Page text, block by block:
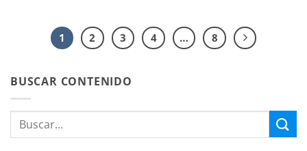
1 2 3 4 … 8
BUSCAR CONTENIDO